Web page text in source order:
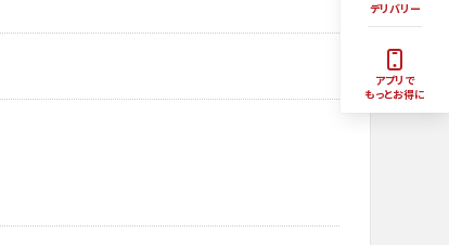
デリバリー
アプリで
もっとお得に